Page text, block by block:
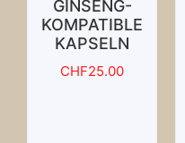
GINSENG-
KOMPATIBLE
KAPSELN
CHF25.00